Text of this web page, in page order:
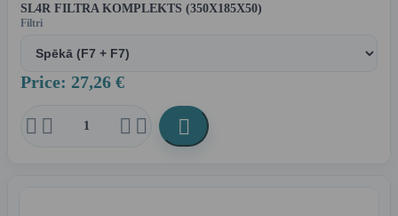
SL4R FILTRA KOMPLEKTS (350X185X50)
Filtri
Price: 27,26 €
    